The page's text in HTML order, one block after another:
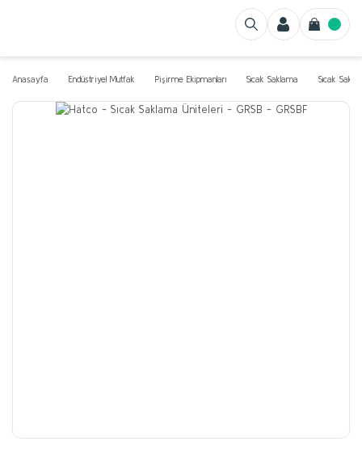
Anasayfa Endüstriyel Mutfak Pişirme Ekipmanları Sıcak Saklama Sıcak